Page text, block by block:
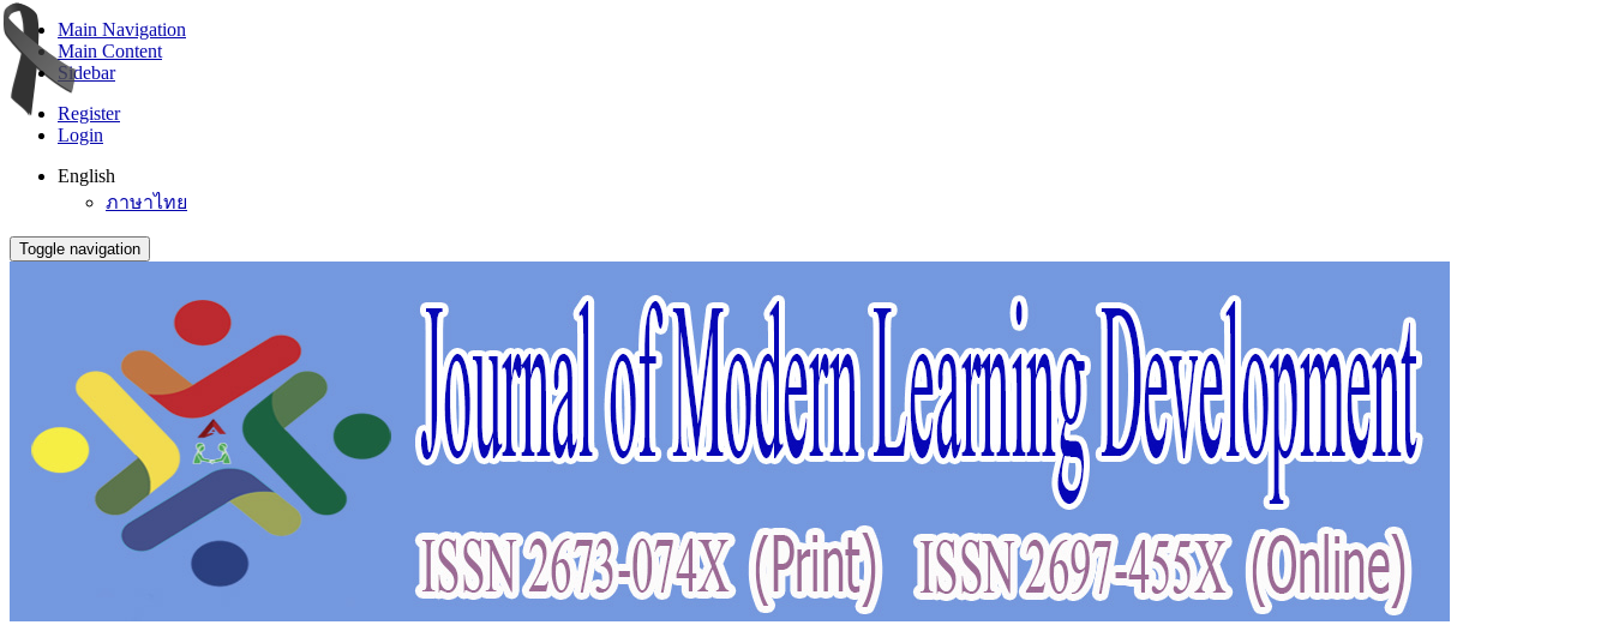
Main Navigation
Main Content
Sidebar
Register
Login
English
ภาษาไทย
Toggle navigation